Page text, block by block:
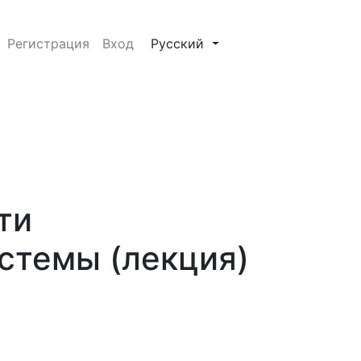
Регистрация Вход Русский
(лекция)